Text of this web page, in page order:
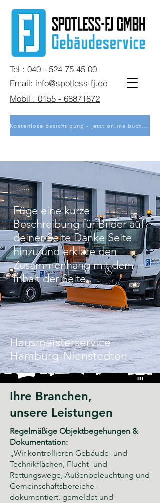
Mobil : 0155 - 68871872
Tel : 040 - 524 75 45 00
Email: info@spotless-fj.de
Kostenlose Besichtigung - jetzt online buchen
Füge eine kurze
Beschreibung für Bilder auf
deiner Seite Danke Seite
hinzu und erkläre den
Zusammenhang mit dem
Inhalt der Seite.
Hausmeisterservice
Hamburg-Nienstedten
Ihre Branchen,
unsere Leistungen
Regelmäßige Objektbegehungen &
Dokumentation:
„Wir kontrollieren Gebäude- und
Technikflächen, Flucht- und
Rettungswege, Außenbeleuchtung und
Gemeinschaftsbereiche -
dokumentiert, gemeldet und